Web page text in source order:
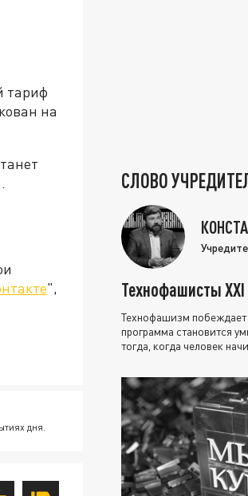
тариф
на
",
дня.
СЛОВО
Технофашисты XXI
Технофашизм побеждает
программа становится
тогда, когда человек